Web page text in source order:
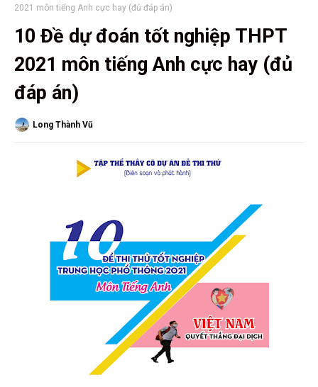
2021 môn tiếng Anh cực hay (đủ đáp án)
10 Đề dự đoán tốt nghiệp THPT
2021 môn tiếng Anh cực hay (đủ
đáp án)
Long Thành Vũ